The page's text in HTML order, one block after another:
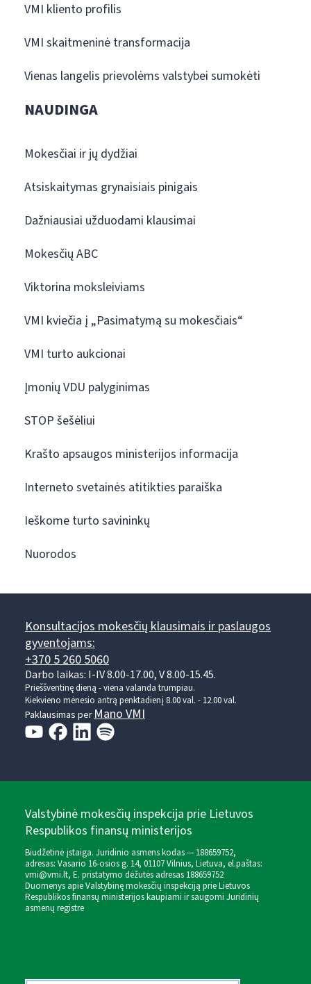
VMI kliento profilis
VMI skaitmeninė transformacija
Vienas langelis prievolėms valstybei sumokėti
NAUDINGA
Mokesčiai ir jų dydžiai
Atsiskaitymas grynaisiais pinigais
Dažniausiai užduodami klausimai
Mokesčių ABC
Viktorina moksleiviams
VMI kviečia į „Pasimatymą su mokesčiais“
VMI turto aukcionai
Įmonių VDU palyginimas
STOP šešėliui
Krašto apsaugos ministerijos informacija
Interneto svetainės atitikties paraiška
Ieškome turto savininkų
Nuorodos
Konsultacijos mokesčių klausimais ir paslaugos
gyventojams:
+370 5 260 5060
Darbo laikas: I-IV 8.00-17.00, V 8.00-15.45.
Prieššventinę dieną - viena valanda trumpiau.
Kiekvieno mėnesio antrą penktadienį 8.00 val. - 12.00 val.
Paklausimas perMano VMI
Valstybinė mokesčių inspekcija prie Lietuvos
Respublikos finansų ministerijos
Biudžetinė įstaiga. Juridinio asmens kodas — 188659752,
adresas: Vasario 16-osios g. 14, 01107 Vilnius, Lietuva, el.paštas:
vmi@vmi.lt, E. pristatymo dėžutės adresas 188659752
Duomenys apie Valstybinę mokesčių inspekciją prie Lietuvos
Respublikos finansų ministerijos kaupiami ir saugomi Juridinių
asmenų registre